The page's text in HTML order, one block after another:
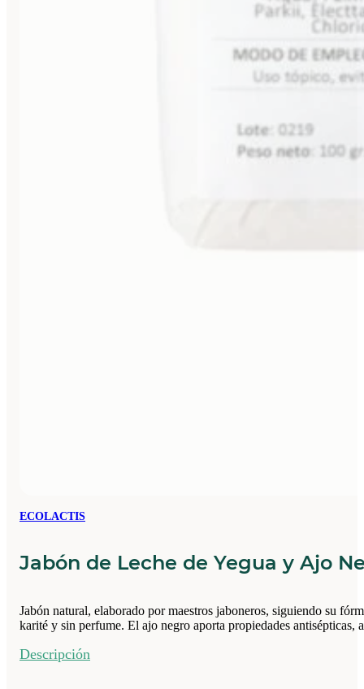
ECOLACTIS
Jabón de Leche de Yegua y Ajo
Jabón natural, elaborado por maestros jaboneros, siguiendo su
karité y sin perfume. El ajo negro aporta propiedades antisépticas,
Descripción